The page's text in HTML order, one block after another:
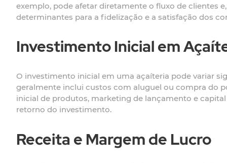
exemplo, pode afetar diretamente o fluxo de clientes
determinantes para a fidelização e a satisfação dos
Investimento Inicial em
O investimento inicial em uma açaíteria pode variar
geralmente inclui custos com aluguel ou compra do
inicial de produtos, marketing de lançamento e
retorno do investimento.
Receita e Margem de Lucro